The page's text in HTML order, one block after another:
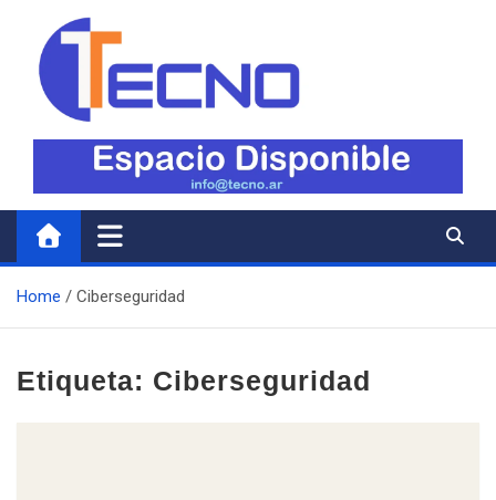
content
Tecno
Todo lo nuevo en Tecnología
Home Ciberseguridad
Etiqueta: Ciberseguridad